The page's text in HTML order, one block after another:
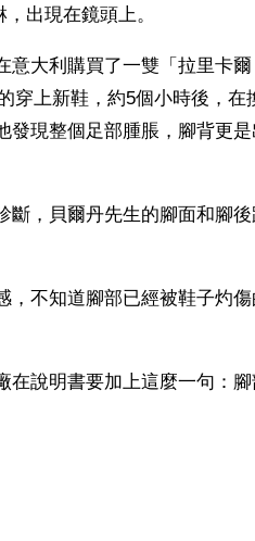
出現在鏡頭上。
意大利購買了一雙「拉里卡爾
穿上新鞋，約5個小時後，在
發現整個足部腫脹，腳背更
，貝爾丹先生的腳面和腳後
，不知道腳部已經被鞋子灼
在說明書要加上這麼一句：